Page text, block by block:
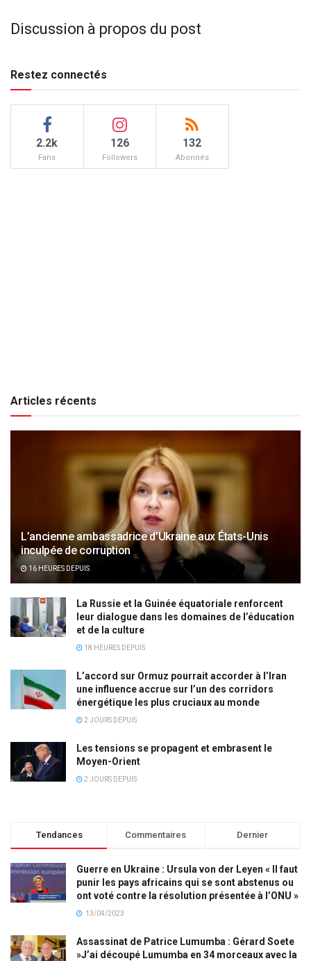
Discussion à propos du post
Restez connectés
2.2k
Fans
126
Followers
132
Abonnés
Articles récents
L’ancienne ambassadrice d’Ukraine aux États-Unis
inculpée de corruption
16 HEURES DEPUIS
La Russie et la Guinée équatoriale renforcent
leur dialogue dans les domaines de l’éducation
et de la culture
18 HEURES DEPUIS
L’accord sur Ormuz pourrait accorder à l’Iran
une influence accrue sur l’un des corridors
énergétique les plus cruciaux au monde
2 JOURS DEPUIS
Les tensions se propagent et embrasent le
Moyen-Orient
2 JOURS DEPUIS
Tendances Commentaires Dernier
Guerre en Ukraine : Ursula von der Leyen « Il faut
punir les pays africains qui se sont abstenus ou
ont voté contre la résolution présentée à l’ONU »
13/04/2023
Assassinat de Patrice Lumumba : Gérard Soete
»J’ai découpé Lumumba en 34 morceaux avec la